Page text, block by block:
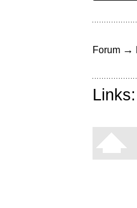
Forum →
Links: